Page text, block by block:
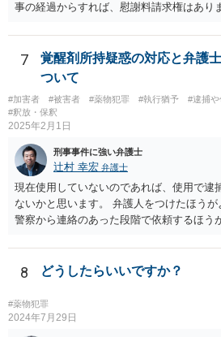
事の経過からすれば、慰謝料請求権はあり
7
覚醒剤所持疑惑の対応と弁護
ついて
#加害者 #被害者 #薬物犯罪 #執行猶予
#逮捕
#釈放・保釈
2025年2月1日
刑事事件に強い弁護士
辻村 幸宏 弁護士
現在使用していないのであれば、使用で逮
ないかと思います。 弁護人をつけたほうが
警察から連絡のあった段階で依頼するほう
すめします。勾留については、そもそも逮
ませんが、逮捕された場合には基本的に
8 どうしたらいいですか？
#薬物犯罪
2024年7月29日